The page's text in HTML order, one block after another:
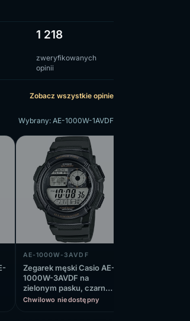
1 218
zweryfikowanych
opinii
Zobacz wszystkie opinie
Wybrany: AE-1000W-1AVDF
AE-1000W-3AVDF
Zegarek męski Casio AE-
1000W-3AVDF na
zielonym pasku, czarny
wyświetlacz
Chwilowo niedostępny